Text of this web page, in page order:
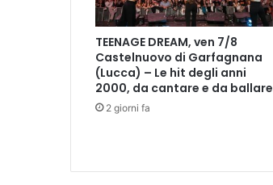
2
1
-
2
0
2
1
TEENAGE DREAM, ven 7/8
Castelnuovo di Garfagnana
(Lucca) – Le hit degli anni
2000, da cantare e da ballare
2 giorni fa